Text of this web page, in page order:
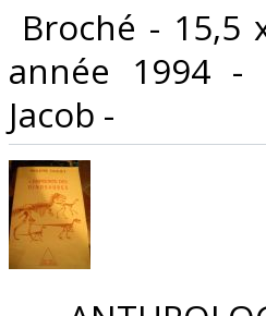
Broché -
année 1994 -
Jacob - ‎